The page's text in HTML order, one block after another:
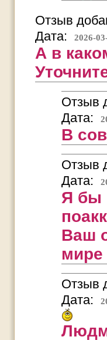
Отзыв
Дата:
2026-
А в
Отзыв
Дата:
В
Отзыв
Дата:
Я бы
Ваш
мире
Отзыв
Дата: